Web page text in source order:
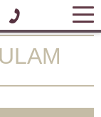
בית מאמרים»